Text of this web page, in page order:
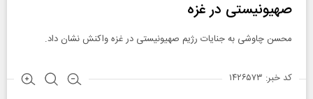
صهیونیستی در غزه
محسن چاوشی به جنایات رژیم صهیونیستی در غزه واکنش نشان داد.
کد خبر: ۱۴۲۶۵۷۳